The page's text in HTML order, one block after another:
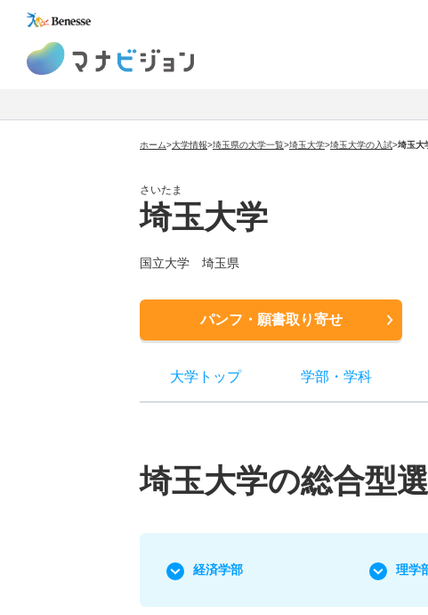
ホーム>大学情報>埼玉県の大学一覧>埼玉大学>埼玉大学の入試>埼玉大
さいたま
埼玉大学
国立大学 埼玉県
パンフ・願書取り寄せ
大学トップ 学部 ・ 学科
埼玉大学の総合型
経済学部 理学